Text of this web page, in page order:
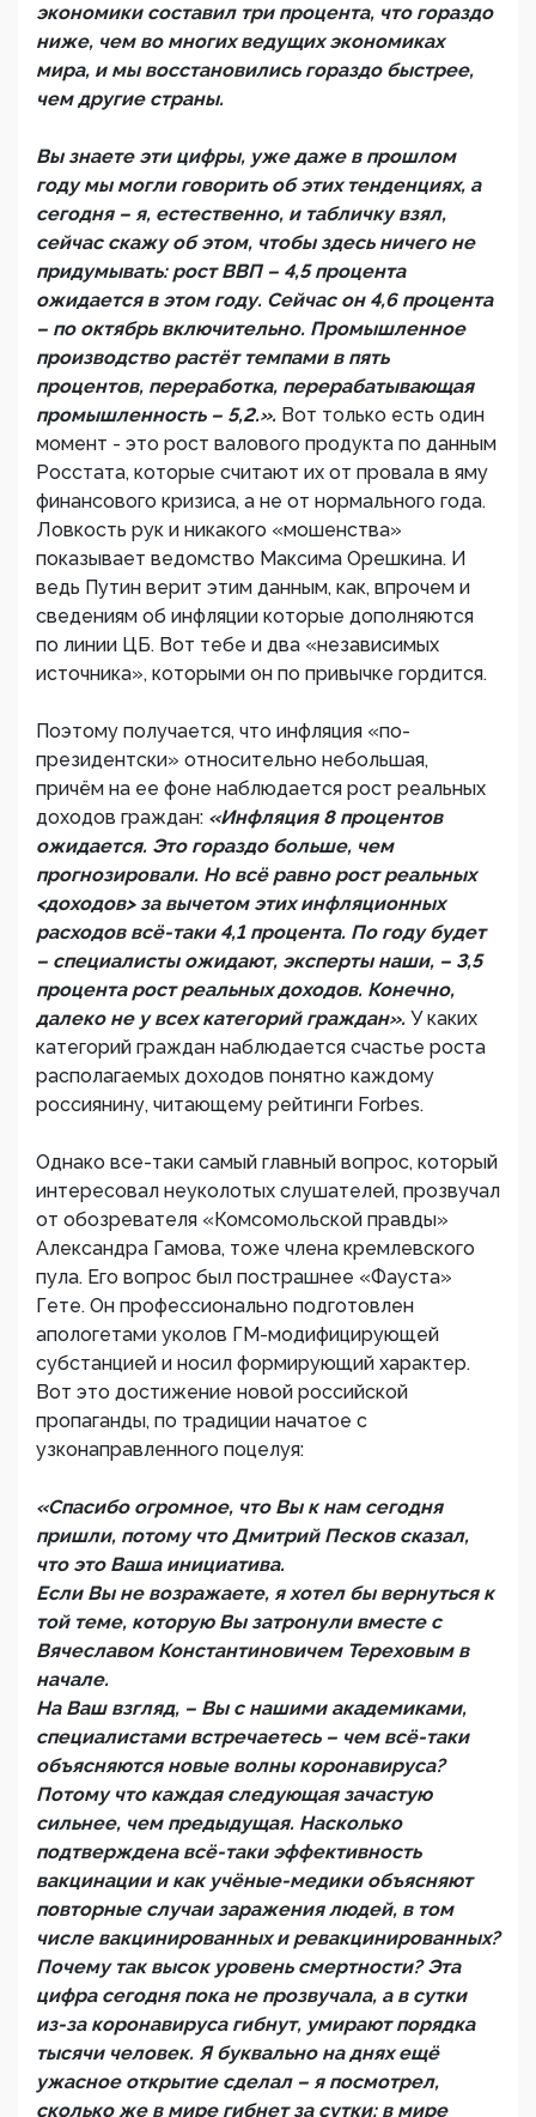
экономики составил три процента, что гораздо
ниже, чем во многих ведущих экономиках
мира, и мы восстановились гораздо быстрее,
чем другие страны.
Вы знаете эти цифры, уже даже в прошлом
году мы могли говорить об этих тенденциях, а
сегодня – я, естественно, и табличку взял,
сейчас скажу об этом, чтобы здесь ничего не
придумывать: рост ВВП – 4,5 процента
ожидается в этом году. Сейчас он 4,6 процента
– по октябрь включительно. Промышленное
производство растёт темпами в пять
процентов, переработка, перерабатывающая
промышленность – 5,2.». Вот только есть один
момент - это рост валового продукта по данным
Росстата, которые считают их от провала в яму
финансового кризиса, а не от нормального года.
Ловкость рук и никакого «мошенства»
показывает ведомство Максима Орешкина. И
ведь Путин верит этим данным, как, впрочем и
сведениям об инфляции которые дополняются
по линии ЦБ. Вот тебе и два «независимых
источника», которыми он по привычке гордится.
Поэтому получается, что инфляция «по-
президентски» относительно небольшая,
причём на ее фоне наблюдается рост реальных
доходов граждан: «Инфляция 8 процентов
ожидается. Это гораздо больше, чем
прогнозировали. Но всё равно рост реальных
<доходов> за вычетом этих инфляционных
расходов всё-таки 4,1 процента. По году будет
– специалисты ожидают, эксперты наши, – 3,5
процента рост реальных доходов. Конечно,
далеко не у всех категорий граждан». У каких
категорий граждан наблюдается счастье роста
располагаемых доходов понятно каждому
россиянину, читающему рейтинги Forbes.
Однако все-таки самый главный вопрос, который
интересовал неуколотых слушателей, прозвучал
от обозревателя «Комсомольской правды»
Александра Гамова, тоже члена кремлевского
пула. Его вопрос был пострашнее «Фауста»
Гете. Он профессионально подготовлен
апологетами уколов ГМ-модифицирующей
субстанцией и носил формирующий характер.
Вот это достижение новой российской
пропаганды, по традиции начатое с
узконаправленного поцелуя:
«Спасибо огромное, что Вы к нам сегодня
пришли, потому что Дмитрий Песков сказал,
что это Ваша инициатива.
Если Вы не возражаете, я хотел бы вернуться к
той теме, которую Вы затронули вместе с
Вячеславом Константиновичем Тереховым в
начале.
На Ваш взгляд, – Вы с нашими академиками,
специалистами встречаетесь – чем всё-таки
объясняются новые волны коронавируса?
Потому что каждая следующая зачастую
сильнее, чем предыдущая. Насколько
подтверждена всё-таки эффективность
вакцинации и как учёные-медики объясняют
повторные случаи заражения людей, в том
числе вакцинированных и ревакцинированных?
Почему так высок уровень смертности? Эта
цифра сегодня пока не прозвучала, а в сутки
из-за коронавируса гибнут, умирают порядка
тысячи человек. Я буквально на днях ещё
ужасное открытие сделал – я посмотрел,
сколько же в мире гибнет за сутки: в мире